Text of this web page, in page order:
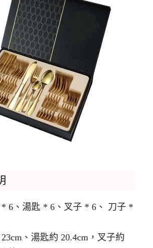
6、湯匙 * 6、叉子 * 6、 刀子 *
、湯匙約 20.4cm，叉子約